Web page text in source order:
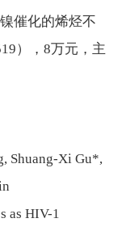
催化的烯烃不
），8万元，主
Shuang-Xi Gu*,
as HIV-1